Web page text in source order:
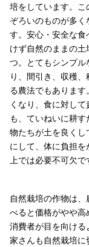
培をしています。
ぞろいのものが多
す。安心・安全な
けず自然のままの
つ。とてもシンプ
り、間引き、収穫
る農法でもありま
くなり、食に対し
も、ていねいに耕
物たちが土を良く
にして、体に負担
上では必要不可欠で
自然栽培の作物は
べると価格がやや
消費者が目を向け
家さんも自然栽培